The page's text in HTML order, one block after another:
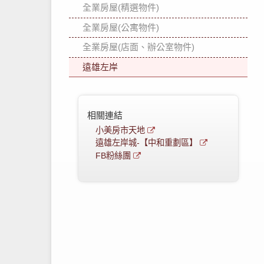
全業房屋(精選物件)
全業房屋(公寓物件)
全業房屋(店面、辦公室物件)
遠雄左岸
相關連結
小美房市天地
遠雄左岸城-【中和重劃區】
FB粉絲團